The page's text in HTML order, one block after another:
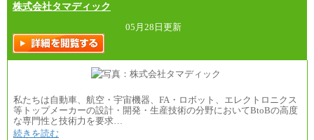
株式会社タマディック
05月28日更新
私たちは自動車、航空・宇宙機器、FA・ロボット、エレクトロニクス
等トップメーカーの設計・開発・生産技術の分野においてBtoBの高度
な専門性と技術力を要求…
続きを読む